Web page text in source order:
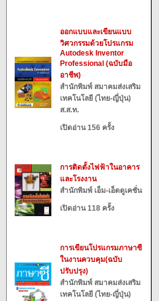
ออกแบบและเขียนแบบ
วิศวกรรมด้วยโปรแกรม
Autodesk Inventor
Professional (ฉบับมือ
อาชีพ)
สำนักพิมพ์ สมาคมส่งเสริม
เทคโนโลยี (ไทย-ญี่ปุ่น)
ส.ส.ท.
เปิดอ่าน 156 ครั้ง
การติดตั้งไฟฟ้าในอาคาร
และโรงงาน
สำนักพิมพ์ เอ็ม-เอ็ดดูเคชั่น
เปิดอ่าน 118 ครั้ง
การเขียนโปรแกรมภาษาซี
ในงานควบคุม(ฉบับ
ปรับปรุง)
สำนักพิมพ์ สมาคมส่งเสริม
เทคโนโลยี (ไทย-ญี่ปุ่น)